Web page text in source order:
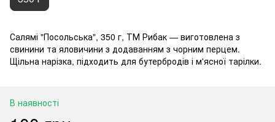
Салямі "Посольська", 350 г, ТМ Рибак — виготовлена з
свинини та яловичини з додаванням з чорним перцем.
Щільна нарізка, підходить для бутербродів і м'ясної тарілки.
В наявності